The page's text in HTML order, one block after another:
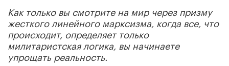
Как только вы смотрите на мир через призму
жесткого линейного марксизма, когда все, что
происходит, определяет только
милитаристская логика, вы начинаете
упрощать реальность.